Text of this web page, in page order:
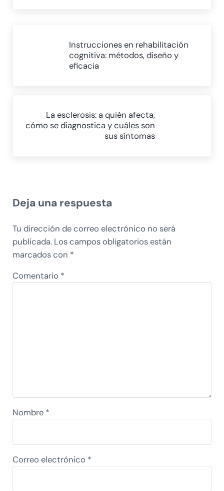
Instrucciones en rehabilitación
cognitiva: métodos, diseño y
eficacia
La esclerosis: a quién afecta,
cómo se diagnostica y cuáles son
sus síntomas
Deja una respuesta
Tu dirección de correo electrónico no será
publicada. Los campos obligatorios están
marcados con *
Comentario *
Nombre *
Correo electrónico *